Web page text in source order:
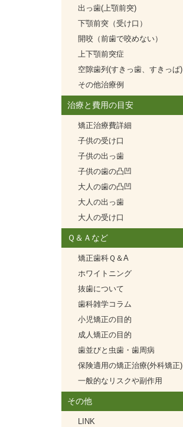
出っ歯(上顎前突)
下顎前突（受け口）
開咬（前歯で咬めない）
上下顎前突症
空隙歯列(すきっ歯、すきっぱ)
その他治療例
治療と費用の目安
矯正治療費詳細
子供の受け口
子供の出っ歯
子供の歯の凸凹
大人の歯の凸凹
大人の出っ歯
大人の受け口
Ｑ＆Ａなど
矯正歯科Ｑ＆A
ホワイトニング
抜歯について
歯科雑学コラム
小児矯正の目的
成人矯正の目的
歯並びと虫歯・歯周病
保険適用の矯正治療(外科矯正)
一般的なリスクや副作用
その他
LINK